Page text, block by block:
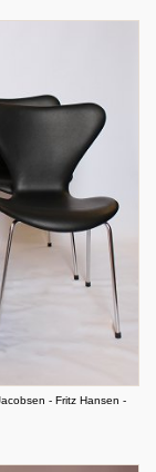
- Fritz Hansen -